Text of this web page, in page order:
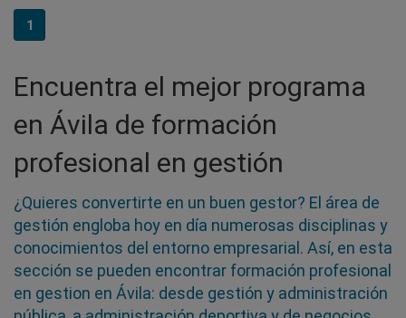
1
Encuentra el mejor programa
en Ávila de formación
profesional en gestión
¿Quieres convertirte en un buen gestor? El área de
gestión engloba hoy en día numerosas disciplinas y
conocimientos del entorno empresarial. Así, en esta
sección se pueden encontrar formación profesional
en gestion en Ávila: desde gestión y administración